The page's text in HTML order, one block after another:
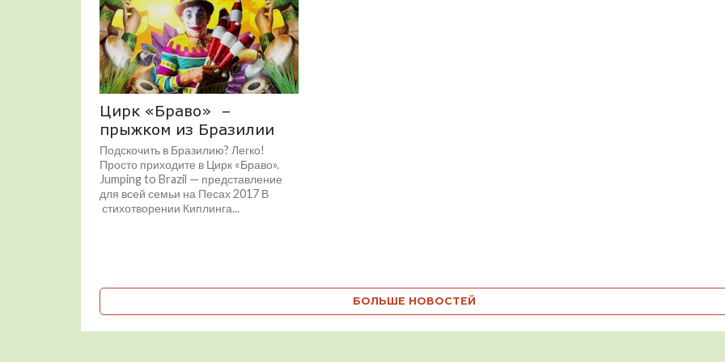
Цирк «Браво» –
прыжком из Бразилии
Подскочить в Бразилию? Легко!
Просто приходите в Цирк «Браво».
Jumping to Brazil — представление
для всей семьи на Песах 2017 В
стихотворении Киплинга...
БОЛЬШЕ НОВОСТЕЙ